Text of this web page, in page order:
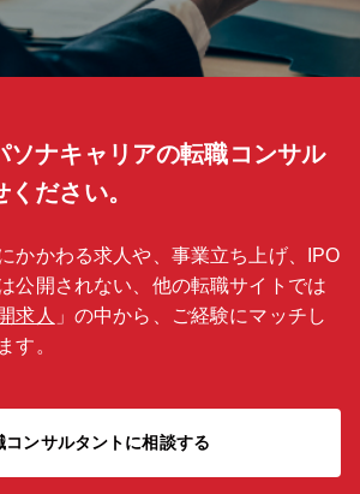
ソナキャリアの転職コンサル
ださい。
かかわる求人や、事業立ち上げ、IPO
公開されない、他の転職サイトでは
求人 」の中から、ご経験にマッチし
す。
コンサルタントに相談する